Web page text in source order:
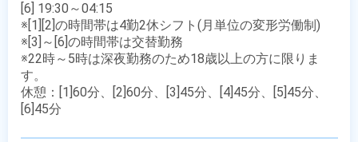
[6] 19:30～04:15
※[1][2]の時間帯は4勤2休シフト(月単位の変形労働制)
※[3]～[6]の時間帯は交替勤務
※22時～5時は深夜勤務のため18歳以上の方に限りま
す。
休憩：[1]60分、[2]60分、[3]45分、[4]45分、[5]45分、
[6]45分